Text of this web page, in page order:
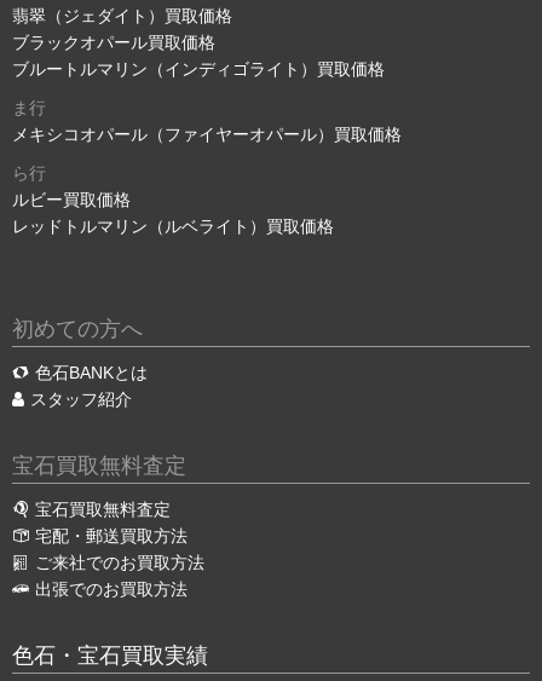
翡翠（ジェダイト）買取価格
ブラックオパール買取価格
ブルートルマリン（インディゴライト）買取価格
ま行
メキシコオパール（ファイヤーオパール）買取価格
ら行
ルビー買取価格
レッドトルマリン（ルベライト）買取価格
初めての方へ
色石BANKとは
スタッフ紹介
宝石買取無料査定
宝石買取無料査定
宅配・郵送買取方法
ご来社でのお買取方法
出張でのお買取方法
色石・宝石買取実績